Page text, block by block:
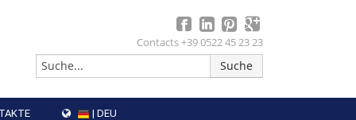
Contacts +39 0522 45 23 23
| DEU